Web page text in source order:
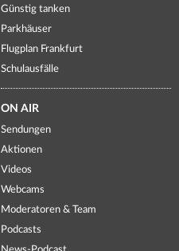
Günstig tanken
Parkhäuser
Flugplan Frankfurt
Schulausfälle
ON AIR
Sendungen
Aktionen
Videos
Webcams
Moderatoren & Team
Podcasts